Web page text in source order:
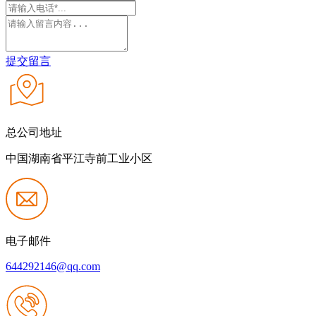
提交留言
总公司地址
中国湖南省平江寺前工业小区
电子邮件
644292146@qq.com